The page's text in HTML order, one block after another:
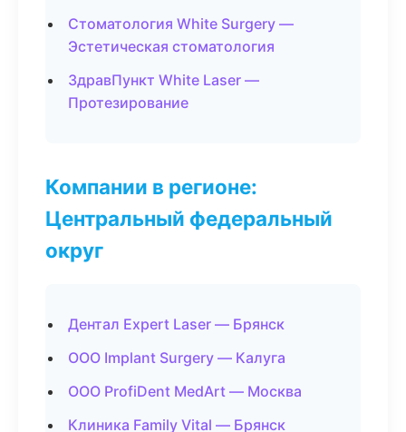
Стоматология White Surgery —
Эстетическая стоматология
ЗдравПункт White Laser —
Протезирование
Компании в регионе:
Центральный федеральный
округ
Дентал Expert Laser — Брянск
ООО Implant Surgery — Калуга
ООО ProfiDent MedArt — Москва
Клиника Family Vital — Брянск